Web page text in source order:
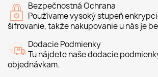
Bezpečnostná Ochrana
Používame vysoký stupeň
šifrovanie, takže nakupovanie u nás je
Dodacie Podmienky
Tu nájdete naše dodacie
objednávkam.